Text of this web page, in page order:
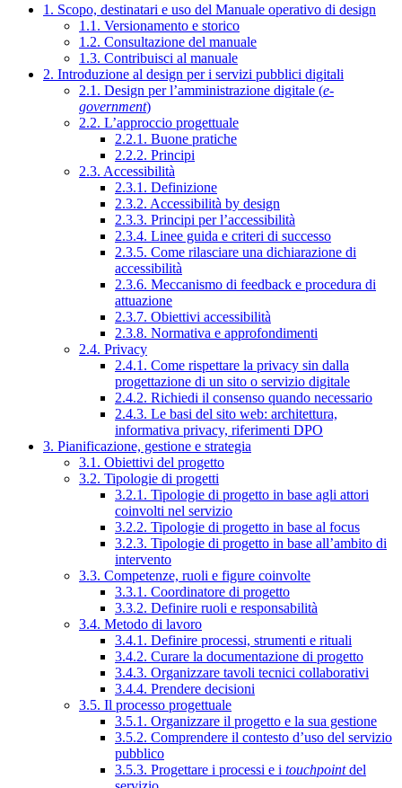
1. Scopo, destinatari e uso del Manuale operativo di design
1.1. Versionamento e storico
1.2. Consultazione del manuale
1.3. Contribuisci al manuale
2. Introduzione al design per i servizi pubblici digitali
2.1. Design per l’amministrazione digitale (e-
government)
2.2. L’approccio progettuale
2.2.1. Buone pratiche
2.2.2. Principi
2.3. Accessibilità
2.3.1. Definizione
2.3.2. Accessibilità by design
2.3.3. Principi per l’accessibilità
2.3.4. Linee guida e criteri di successo
2.3.5. Come rilasciare una dichiarazione di
accessibilità
2.3.6. Meccanismo di feedback e procedura di
attuazione
2.3.7. Obiettivi accessibilità
2.3.8. Normativa e approfondimenti
2.4. Privacy
2.4.1. Come rispettare la privacy sin dalla
progettazione di un sito o servizio digitale
2.4.2. Richiedi il consenso quando necessario
2.4.3. Le basi del sito web: architettura,
informativa privacy, riferimenti DPO
3. Pianificazione, gestione e strategia
3.1. Obiettivi del progetto
3.2. Tipologie di progetti
3.2.1. Tipologie di progetto in base agli attori
coinvolti nel servizio
3.2.2. Tipologie di progetto in base al focus
3.2.3. Tipologie di progetto in base all’ambito di
intervento
3.3. Competenze, ruoli e figure coinvolte
3.3.1. Coordinatore di progetto
3.3.2. Definire ruoli e responsabilità
3.4. Metodo di lavoro
3.4.1. Definire processi, strumenti e rituali
3.4.2. Curare la documentazione di progetto
3.4.3. Organizzare tavoli tecnici collaborativi
3.4.4. Prendere decisioni
3.5. Il processo progettuale
3.5.1. Organizzare il progetto e la sua gestione
3.5.2. Comprendere il contesto d’uso del servizio
pubblico
3.5.3. Progettare i processi e i touchpointdel